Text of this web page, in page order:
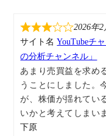
2026年2
サイト名YouTubeチ
の分析チャンネル」
あまり売買益を求め
うことにしました。
が、株価が揺れてい
いかと考えてしま
下原